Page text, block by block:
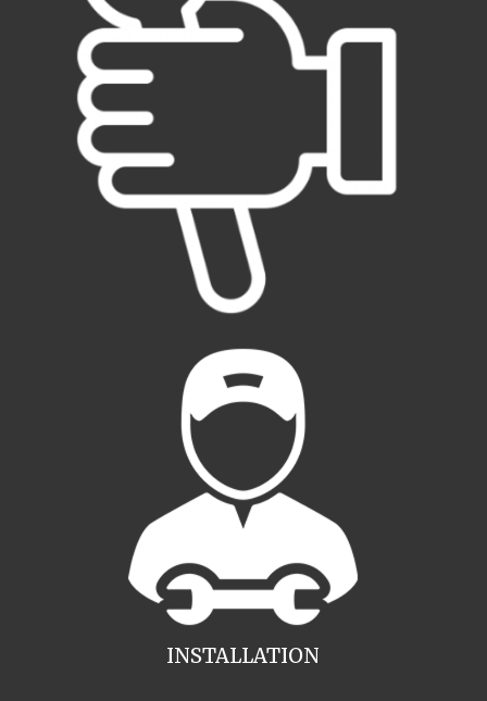
INSTALLATION